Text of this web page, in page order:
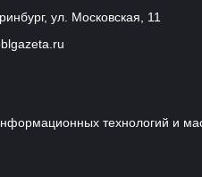
ул. Московская, 11
технологий и